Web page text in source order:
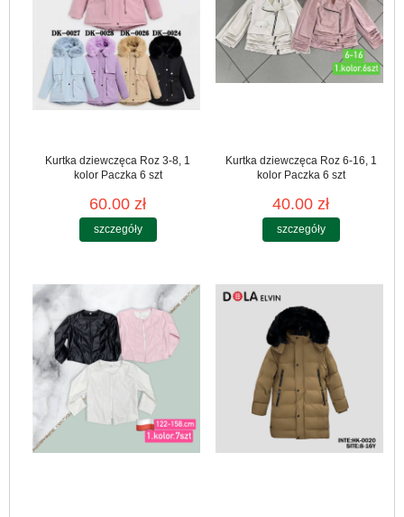
Kurtka dziewczęca Roz 3-8, 1
kolor Paczka 6 szt
60.00 zł
szczegóły
Kurtka dziewczęca Roz 6-16, 1
kolor Paczka 6 szt
40.00 zł
szczegóły